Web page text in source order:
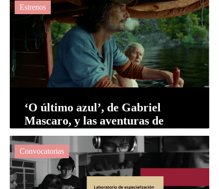
Cabos
Estrenos
‘O último azul’, de Gabriel
Mascaro, y las aventuras de
Tereza en el Amazonas
Convocatorias